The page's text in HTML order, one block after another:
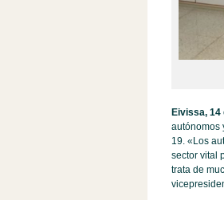
Eivissa, 14
autónomos
19. «Los
sector vital
trata de